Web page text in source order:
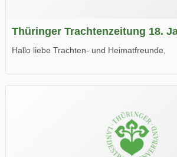
Thüringer Trachtenzeitung 18.
Hallo liebe Trachten- und Heimatfreunde,
Wir wünschen Euch viel Spaß beim Lesen.